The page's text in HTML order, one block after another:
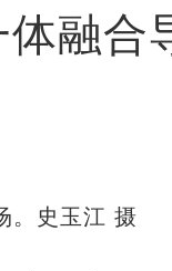
体融合
。史玉江 摄